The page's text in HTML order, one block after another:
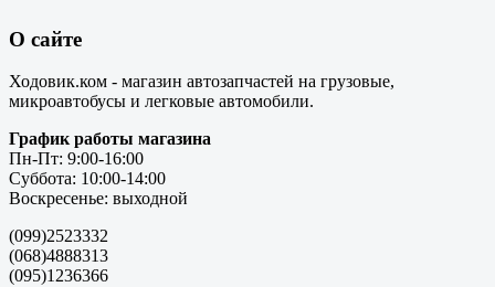
О сайте
Ходовик.ком - магазин автозапчастей на грузовые,
микроавтобусы и легковые автомобили.
График работы магазина
Пн-Пт: 9:00-16:00
Суббота: 10:00-14:00
Воскресенье: выходной
(099)2523332
(068)4888313
(095)1236366